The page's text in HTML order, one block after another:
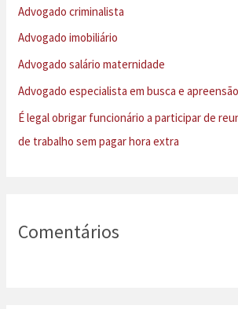
p
o
r
:
Advogado criminalista
Advogado imobiliário
Advogado salário maternidade
Advogado especialista em busca e apreensão
É legal obrigar funcionário a participar de
de trabalho sem pagar hora extra
Comentários